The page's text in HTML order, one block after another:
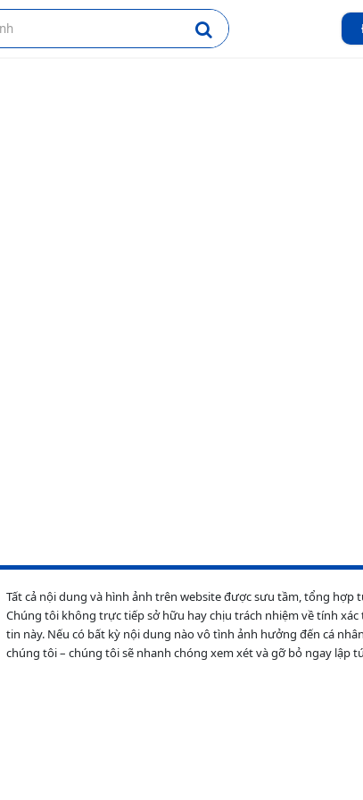
Tất cả nội dung và hình ảnh trên website được sưu tầm, tổng
Chúng tôi không trực tiếp sở hữu hay chịu trách nhiệm về tính
tin này. Nếu có bất kỳ nội dung nào vô tình ảnh hưởng đến cá
chúng tôi – chúng tôi sẽ nhanh chóng xem xét và gỡ bỏ ngay lập